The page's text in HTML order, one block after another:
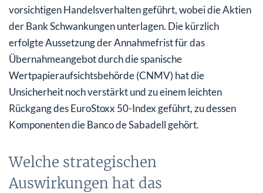
vorsichtigen Handelsverhalten geführt, wobei die Aktien
der Bank Schwankungen unterlagen. Die kürzlich
erfolgte Aussetzung der Annahmefrist für das
Übernahmeangebot durch die spanische
Wertpapieraufsichtsbehörde (CNMV) hat die
Unsicherheit noch verstärkt und zu einem leichten
Rückgang des EuroStoxx 50-Index geführt, zu dessen
Komponenten die Banco de Sabadell gehört.
Welche strategischen
Auswirkungen hat das